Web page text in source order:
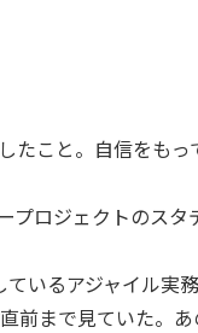
たこと。自信をも
プロジェクトのス
いるアジャイル実
前まで見ていた。